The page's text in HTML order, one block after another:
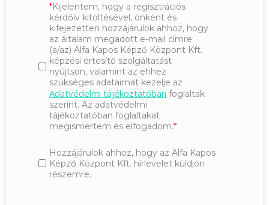
Kijelentem, hogy a regisztrációs
kérdőív kitöltésével, önként és
kifejezetten hozzájárulok ahhoz, hogy
az általam megadott e-mail címre
(a/az) Alfa Kapos Képző Központ Kft.
képzési értesítő szolgáltatást
nyújtson, valamint az ehhez
szükséges adataimat kezelje az
Adatvédelmi tájékoztatóban foglaltak
szerint. Az adatvédelmi
tájékoztatóban foglaltakat
megismertem és elfogadom.
Hozzájárulok ahhoz, hogy az Alfa Kapos
Képző Központ Kft. hírlevelet küldjön
részemre.